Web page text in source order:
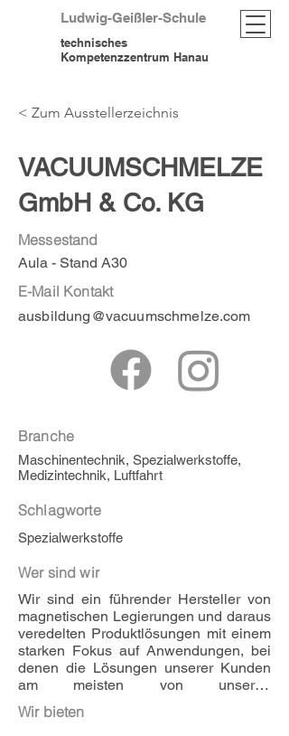
Ludwig-Geißler-Schule
technisches
Kompetenzzentrum Hanau
< Zum Ausstellerzeichnis
VACUUMSCHMELZE
GmbH & Co. KG
Messestand
Aula - Stand A30
E-Mail Kontakt
ausbildung@vacuumschmelze.com
Branche
Maschinentechnik, Spezialwerkstoffe,
Medizintechnik, Luftfahrt
Schlagworte
Spezialwerkstoffe
Wer sind wir
Wir sind ein führender Hersteller von
magnetischen Legierungen und daraus
veredelten Produktlösungen mit einem
starken Fokus auf Anwendungen, bei
denen die Lösungen unserer Kunden
am meisten von unseren
außergewöhnlichen Materialien
profitieren.
Wir bieten